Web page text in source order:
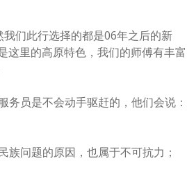
们此行选择的都是06年之后的新
这里的高原特色，我们的师傅有丰富
员是不会动手驱赶的，他们会说：
问题的原因，也属于不可抗力；